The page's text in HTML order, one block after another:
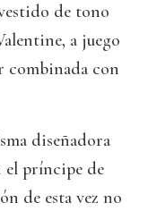
de tono
a juego
combinada con
diseñadora
el príncipe de
de esta vez no